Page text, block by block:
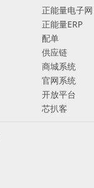
正能量电子网
正能量ERP
配单
供应链
商城系统
官网系统
开放平台
芯扒客